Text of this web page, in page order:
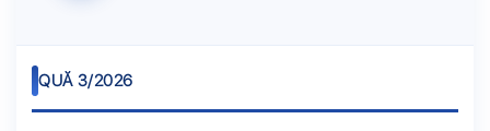
QUĂ 3/2026